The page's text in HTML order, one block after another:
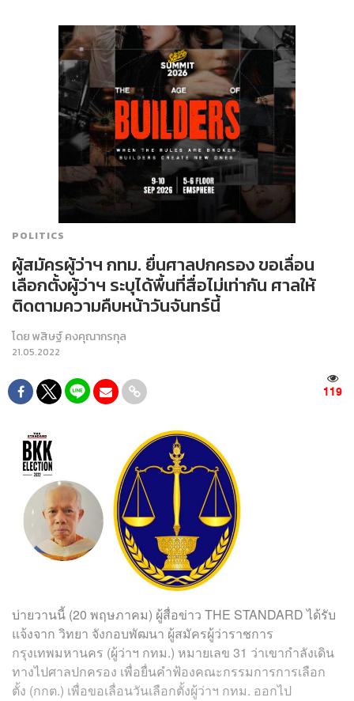
POLITICS
ผู้สมัครผู้ว่าฯ กทม. ยื่นศาลปกครอง ขอเลื่อน
เลือกตั้งผู้ว่าฯ ระบุได้พื้นที่สื่อไม่เท่ากัน ศาลให้
ติดตามความคืบหน้าวันจันทร์นี้
โดยพสิษฐ์ คงคุณากรกุล
21.05.2022
119
บ่ายวานนี้ (20 พฤษภาคม) ผู้สื่อข่าว THE STANDARD ได้รับ
แจ้งจาก วิทยา จังกอบพัฒนา ผู้สมัครผู้ว่าราชการ
กรุงเทพมหานคร (ผู้ว่าฯ กทม.) หมายเลข 31 ว่าเขากำลังเดิน
ทางไปศาลปกครอง เพื่อยื่นคำฟ้องคณะกรรมการการเลือก
ตั้ง (กกต.) เพื่อขอเลื่อนวันเลือกตั้งผู้ว่าฯ กทม. ออกไป